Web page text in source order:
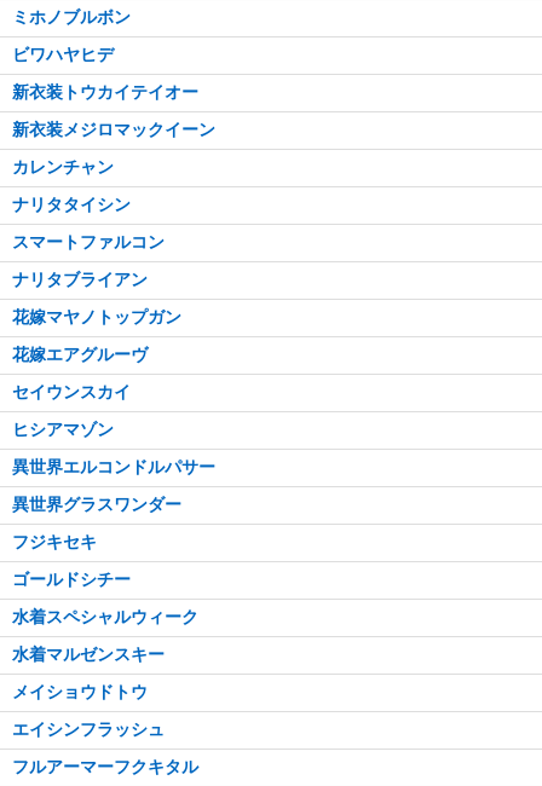
ミホノブルボン
ビワハヤヒデ
新衣装トウカイテイオー
新衣装メジロマックイーン
カレンチャン
ナリタタイシン
スマートファルコン
ナリタブライアン
花嫁マヤノトップガン
花嫁エアグルーヴ
セイウンスカイ
ヒシアマゾン
異世界エルコンドルパサー
異世界グラスワンダー
フジキセキ
ゴールドシチー
水着スペシャルウィーク
水着マルゼンスキー
メイショウドトウ
エイシンフラッシュ
フルアーマーフクキタル